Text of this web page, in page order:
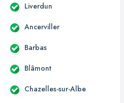
Liverdun
Ancerviller
Barbas
Blâmont
Chazelles-sur-Albe